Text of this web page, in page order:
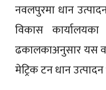
नवलपुरमा धान
विकास
ढकालकाअनुसार यस
मेट्रिक टन धान